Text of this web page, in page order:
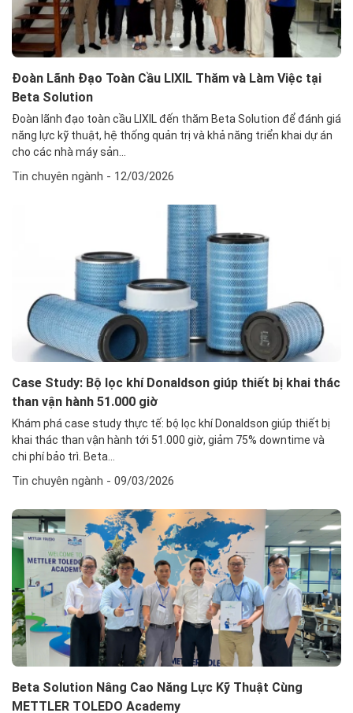
Đoàn Lãnh Đạo Toàn Cầu LIXIL Thăm và Làm Việc tại
Beta Solution
Đoàn lãnh đạo toàn cầu LIXIL đến thăm Beta Solution để đánh giá
năng lực kỹ thuật, hệ thống quản trị và khả năng triển khai dự án
cho các nhà máy sản...
Tin chuyên ngành - 12/03/2026
Case Study: Bộ lọc khí Donaldson giúp thiết bị khai thác
than vận hành 51.000 giờ
Khám phá case study thực tế: bộ lọc khí Donaldson giúp thiết bị
khai thác than vận hành tới 51.000 giờ, giảm 75% downtime và
chi phí bảo trì. Beta...
Tin chuyên ngành - 09/03/2026
Beta Solution Nâng Cao Năng Lực Kỹ Thuật Cùng
METTLER TOLEDO Academy